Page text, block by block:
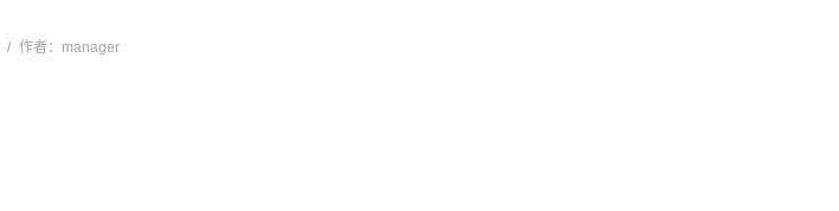
作者： manager